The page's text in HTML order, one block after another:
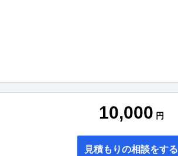
10,000 円
見積もりの相談をする